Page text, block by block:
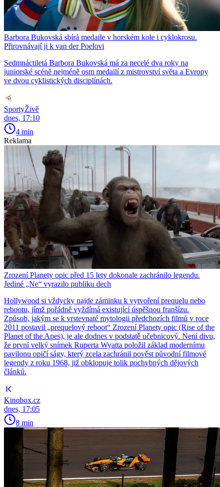
Barbora Bukovská sbírá medaile v horském kole i cyklokrosu.
Přirovnávají ji k van der Poelovi
Sedmnáctiletá Barbora Bukovská má za necelé dva roky na
juniorské scéně nejméně osm medailí z mistrovství světa a Evropy
ve dvou cyklistických disciplínách.
SportyŽivě
dnes, 17:10
4 min
Reklama
Zrození Planety opic před 15 lety dokonale zachránilo legendu.
Jediné „Ne“ vyrazilo publiku dech
Hollywood si vždycky najde záminku k vytvoření prequelu nebo
rebootu, jímž pořádně vyždímá existující úspěšnou franšízu.
Způsob, jakým se k vrstevnaté mytologii předchozích filmů v roce
2011 postavil „prequelový reboot“ Zrození Planety opic (Rise of the
Planet of the Apes), je ale dodnes v podstatě učebnicový. Není divu,
že první velký snímek Ruperta Wyatta položil základ modernímu
pavilonu opičí ságy, který zcela zachránil pověst původní filmové
legendy z roku 1968, již obklopuje tolik pochybných dějových
článků.
Kinobox.cz
dnes, 17:05
8 min